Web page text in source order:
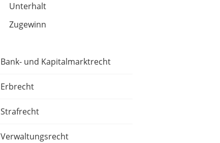
Unterhalt
Zugewinn
Bank- und Kapitalmarktrecht
Erbrecht
Strafrecht
Verwaltungsrecht